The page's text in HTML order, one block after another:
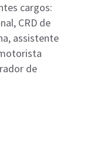
cargos:
CRD de
assistente
de